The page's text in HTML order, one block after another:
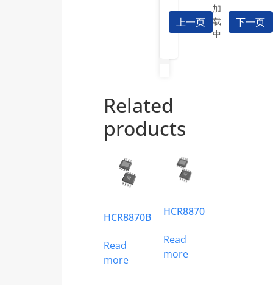
上一页
加
载
中...
下一页
Related
products
HCR8870B
Read
more
HCR8870
Read
more